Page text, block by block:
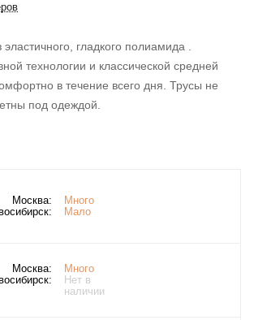
гладкого полиамида .
технологии и классической средней
в течение всего дня. Трусы не
под одеждой.
Москва:
Много
Мало
Москва:
Много
Нет в
наличии